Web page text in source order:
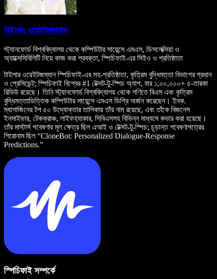
টাইলার ওয়েইটজম্যান
স্ট্যানফোর্ড বিশ্ববিদ্যালয় থেকে কম্পিউটার সায়েন্সে এমএস, ডিসলেক্সিয়া ও
অ্যাক্সেসিবিলিটি নিয়ে কাজ করা প্রবক্তা, স্পিচিফাই-এর সিইও ও প্রতিষ্ঠাতা
টাইলার ওয়েইটজম্যান স্পিচিফাই-এর সহ-প্রতিষ্ঠাতা, কৃত্রিম বুদ্ধিমত্তা বিভাগের প্রধান
ও প্রেসিডেন্ট; স্পিচিফাই বিশ্বের #1 টেক্সট-টু-স্পিচ অ্যাপ, যার ১,০০,০০০+ ৫-তারকা
রিভিউ রয়েছে। তিনি স্ট্যানফোর্ড বিশ্ববিদ্যালয় থেকে গণিতে বিএস এবং কৃত্রিম
বুদ্ধিমত্তাভিত্তিক কম্পিউটার সায়েন্সে এমএস ডিগ্রি অর্জন করেছেন। ইনক.
ম্যাগাজিনের টপ ৫০ উদ্যোক্তার তালিকায় তাঁর নাম রয়েছে, এবং তাঁকে বিজনেস
ইনসাইডার, টেকক্রাঞ্চ, লাইফহ্যাকার, সিবিএসসহ বিভিন্ন মাধ্যমে কভার করা হয়েছে।
তাঁর মাস্টার্স গবেষণার মূল ক্ষেত্র ছিল এআই ও টেক্সট-টু-স্পিচ; চূড়ান্ত গবেষণাপত্রের
শিরোনাম ছিল “CloneBot: Personalized Dialogue-Response
Predictions.”
স্পিচিফাই সম্পর্কে